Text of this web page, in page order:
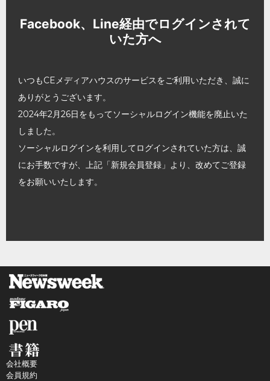
Facebook、Line経由でログインされて
いた方へ
いつもCEメディアハウスのサービスをご利用いただき、誠に
ありがとうございます。
2024年2月26日をもってソーシャルログイン機能を廃止いた
しました。
ソーシャルログインを利用してログインされていた方は、誠
にお手数ですが、上記「新規会員登録」より、改めてご登録
をお願いいたします。
会社概要
会員規約